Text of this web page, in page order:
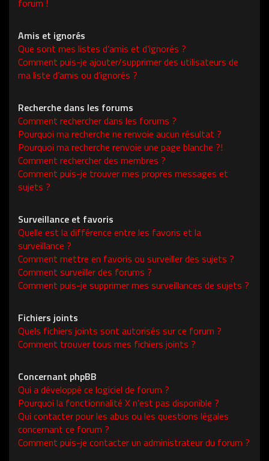
forum !
Amis et ignorés
Que sont mes listes d’amis et d’ignorés ?
Comment puis-je ajouter/supprimer des utilisateurs de
ma liste d’amis ou d’ignorés ?
Recherche dans les forums
Comment rechercher dans les forums ?
Pourquoi ma recherche ne renvoie aucun résultat ?
Pourquoi ma recherche renvoie une page blanche ?!
Comment rechercher des membres ?
Comment puis-je trouver mes propres messages et
sujets ?
Surveillance et favoris
Quelle est la différence entre les favoris et la
surveillance ?
Comment mettre en favoris ou surveiller des sujets ?
Comment surveiller des forums ?
Comment puis-je supprimer mes surveillances de sujets ?
Fichiers joints
Quels fichiers joints sont autorisés sur ce forum ?
Comment trouver tous mes fichiers joints ?
Concernant phpBB
Qui a développé ce logiciel de forum ?
Pourquoi la fonctionnalité X n’est pas disponible ?
Qui contacter pour les abus ou les questions légales
concernant ce forum ?
Comment puis-je contacter un administrateur du forum ?